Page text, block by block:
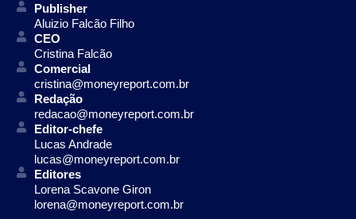
Publisher
Aluizio Falcão Filho
CEO
Cristina Falcão
Comercial
cristina@moneyreport.com.br
Redação
redacao@moneyreport.com.br
Editor-chefe
Lucas Andrade
lucas@moneyreport.com.br
Editores
Lorena Scavone Giron
lorena@moneyreport.com.br